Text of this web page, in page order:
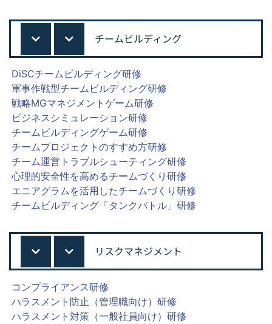
チームビルディング
DiSCチームビルディング研修
軍事作戦型チームビルディング研修
戦略MGマネジメントゲーム研修
ビジネスシミュレーション研修
チームビルディングゲーム研修
チームプロジェクトのすすめ方研修
チーム運営トラブルシューティング研修
心理的安全性を高めるチームづくり研修
エニアグラムを活用したチームづくり研修
チームビルディング「タンクバトル」研修
リスクマネジメント
コンプライアンス研修
ハラスメント防止（管理職向け）研修
ハラスメント対策（一般社員向け）研修